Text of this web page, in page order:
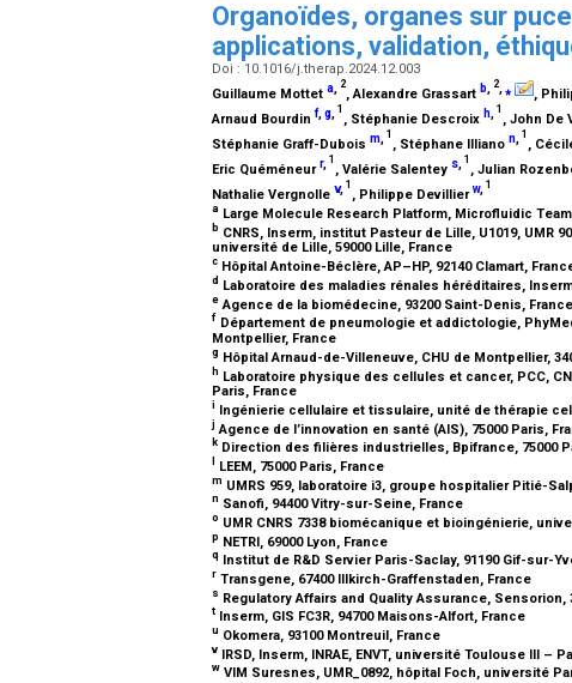
Organoïdes, organes sur
applications, validation,
Doi : 10.1016/j.therap.2024.12.003
Guillaume Mottet a, 2
, Alexandre Grassart b, 2,⁎ ,
Arnaud Bourdin f,g, 1
, Stéphanie Descroix h, 1
, John De
Stéphanie Graff-Dubois m, 1
, Stéphane Illiano n, 1
,
Eric Quéméneurr, 1
, Valérie Salentey s, 1
, Julian
Nathalie Vergnolle v, 1
, Philippe Devillierw, 1
a Large Molecule Research Platform, Microfluidic
b CNRS, Inserm, institut Pasteur de Lille, U1019, UMR
université de Lille, 59000 Lille, France
c Hôpital Antoine-Béclère, AP–HP, 92140 Clamart,
d Laboratoire des maladies rénales héréditaires,
e Agence de la biomédecine, 93200 Saint-Denis, France
f Département de pneumologie et addictologie,
Montpellier, France
g Hôpital Arnaud-de-Villeneuve, CHU de Montpellier,
h Laboratoire physique des cellules et cancer, PCC,
Paris, France
i Ingénierie cellulaire et tissulaire, unité de thérapie
j Agence de l’innovation en santé (AIS), 75000 Paris,
k Direction des filières industrielles, Bpifrance, 75000
LEEM, 75000 Paris, France
m UMRS 959, laboratoire i3, groupe hospitalier Pitié-
n Sanofi, 94400 Vitry-sur-Seine, France
o UMR CNRS 7338 biomécanique et bioingénierie,
p NETRI, 69000 Lyon, France
q Institut de R&D Servier Paris-Saclay, 91190 Gif-sur-
r Transgene, 67400 Illkirch-Graffenstaden, France
s Regulatory Affairs and Quality Assurance, Sensorion,
t Inserm, GIS FC3R, 94700 Maisons-Alfort, France
u Okomera, 93100 Montreuil, France
v IRSD, Inserm, INRAE, ENVT, université Toulouse III –
w VIM Suresnes, UMR_0892, hôpital Foch, université